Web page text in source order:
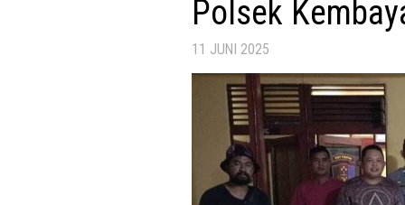
Polsek
11 JUNI 2025